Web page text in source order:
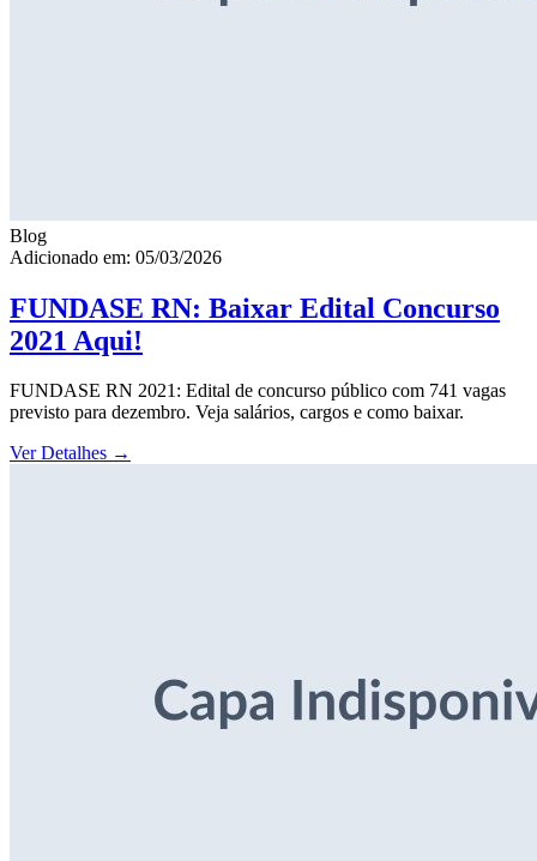
Blog
Adicionado em: 05/03/2026
FUNDASE RN: Baixar Edital Concurso
2021 Aqui!
FUNDASE RN 2021: Edital de concurso público com 741 vagas
previsto para dezembro. Veja salários, cargos e como baixar.
Ver Detalhes →